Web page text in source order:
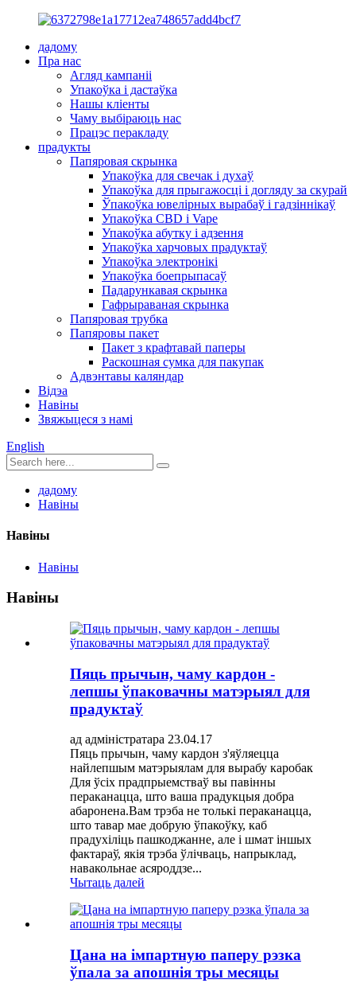
дадому
Пра нас
Агляд кампаніі
Упакоўка і дастаўка
Нашы кліенты
Чаму выбіраюць нас
Працэс перакладу
прадукты
Папяровая скрынка
Упакоўка для свечак і духаў
Упакоўка для прыгажосці і догляду за скурай
Ўпакоўка ювелірных вырабаў і гадзіннікаў
Упакоўка CBD і Vape
Упакоўка абутку і адзення
Упакоўка харчовых прадуктаў
Упакоўка электронікі
Упакоўка боепрыпасаў
Падарункавая скрынка
Гафрыраваная скрынка
Папяровая трубка
Папяровы пакет
Пакет з крафтавай паперы
Раскошная сумка для пакупак
Адвэнтавы каляндар
Відэа
Навіны
Звяжыцеся з намі
English
дадому
Навіны
Навіны
Навіны
Навіны
Пяць прычын, чаму кардон -
лепшы ўпаковачны матэрыял для
прадуктаў
ад адміністратара 23.04.17
Пяць прычын, чаму кардон з'яўляецца
найлепшым матэрыялам для вырабу каробак
Для ўсіх прадпрыемстваў вы павінны
пераканацца, што ваша прадукцыя добра
абаронена.Вам трэба не толькі пераканацца,
што тавар мае добрую ўпакоўку, каб
прадухіліць пашкоджанне, але і шмат іншых
фактараў, якія трэба ўлічваць, напрыклад,
навакольнае асяроддзе...
Чытаць далей
Цана на імпартную паперу рэзка
ўпала за апошнія тры месяцы